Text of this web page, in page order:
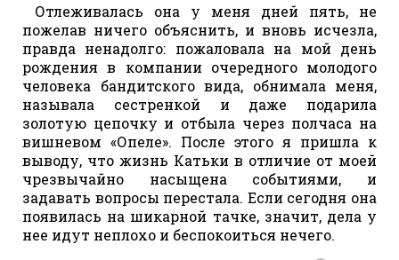
Отлеживалась она у меня дней пять, не
пожелав ничего объяснить, и вновь исчезла,
правда ненадолго: пожаловала на мой день
рождения в компании очередного молодого
человека бандитского вида, обнимала меня,
называла сестренкой и даже подарила
золотую цепочку и отбыла через полчаса на
вишневом «Опеле». После этого я пришла к
выводу, что жизнь Катьки в отличие от моей
чрезвычайно насыщена событиями, и
задавать вопросы перестала. Если сегодня она
появилась на шикарной тачке, значит, дела у
нее идут неплохо и беспокоиться нечего.